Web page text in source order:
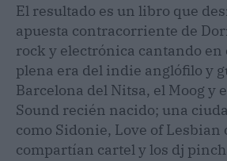
El resultado es un libro que
apuesta contracorriente de
rock y electrónica cantando en
plena era del indie anglófilo y
Barcelona del Nitsa, el Moog y
Sound recién nacido; una
como Sidonie, Love of Lesbian
compartían cartel y los dj